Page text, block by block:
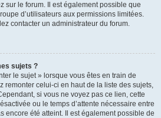
sur le forum. Il est également possible que
d’utilisateurs aux permissions limitées.
contacter un administrateur du forum.
sujets ?
le sujet » lorsque vous êtes en train de
remonter celui-ci en haut de la liste des sujets,
si vous ne voyez pas ce lien, cette
ou le temps d’attente nécessaire entre
encore été atteint. Il est également possible de